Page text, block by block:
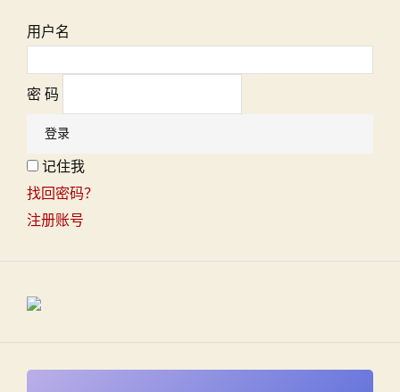
用户名
密 码
记住我
找回密码？
注册账号